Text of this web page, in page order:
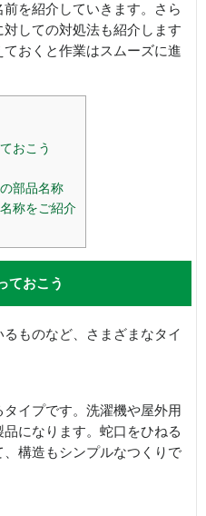
を紹介していきます。さら
しての対処法も紹介します
おくと作業はスムーズに進
おこう
部品名称
称をご紹介
ておこう
ものなど、さまざまなタイ
イプです。洗濯機や屋外用
になります。蛇口をひねる
構造もシンプルなつくりで